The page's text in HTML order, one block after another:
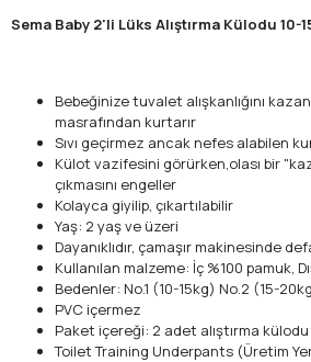
Sema Baby 2'li Lüks Alıştırma Külodu 10-
Bebeğinize tuvalet alışkanlığını
masrafından kurtarır
Sıvı geçirmez ancak nefes alabilen
Külot vazifesini görürken,olası bir
çıkmasını engeller
Kolayca giyilip, çıkartılabilir
Yaş: 2 yaş ve üzeri
Dayanıklıdır, çamaşır makinesinde
Kullanılan malzeme: İç %100 pamuk,
Bedenler: No.1 (10-15kg) No.2 (15-
PVC içermez
Paket içereği: 2 adet alıştırma külodu
Toilet Training Underpants (Üretim